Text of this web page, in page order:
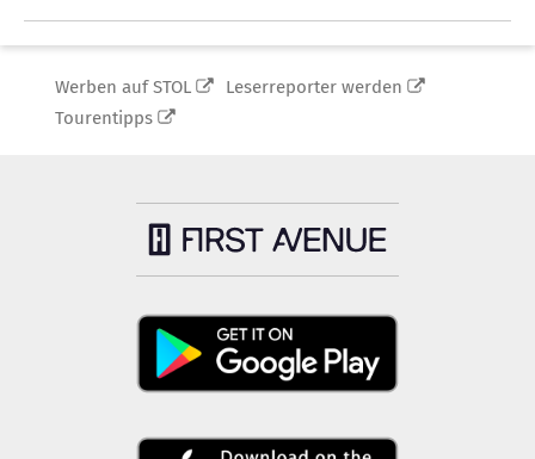
Werben auf STOL
Leserreporter werden
Tourentipps